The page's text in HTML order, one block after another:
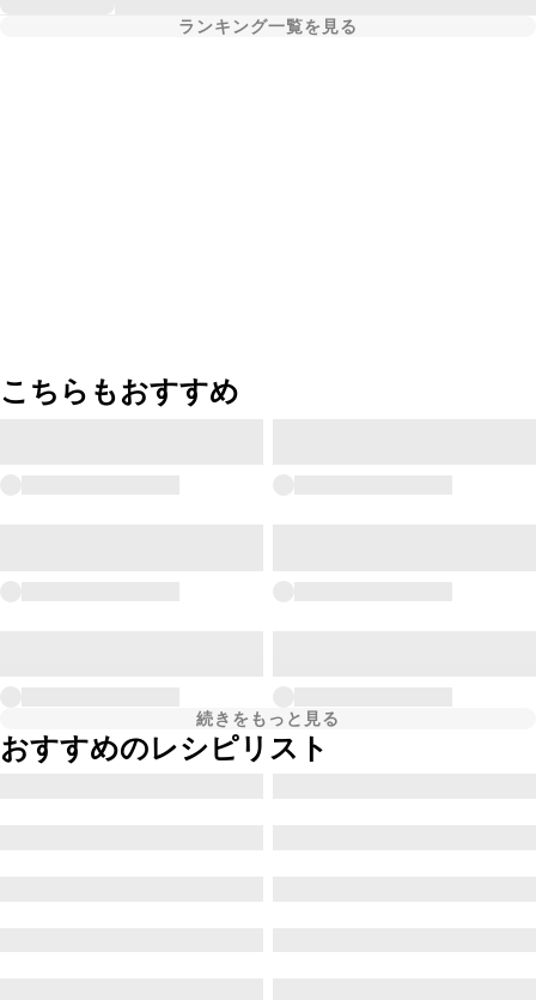
ランキング一覧を見る
こちらもおすすめ
続きをもっと見る
おすすめのレシピリスト